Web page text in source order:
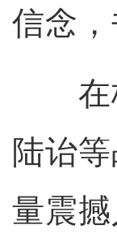
信念
在桂
陆诒
量震